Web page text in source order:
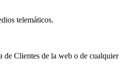
telemáticos.
de Clientes de la web o de cualquier